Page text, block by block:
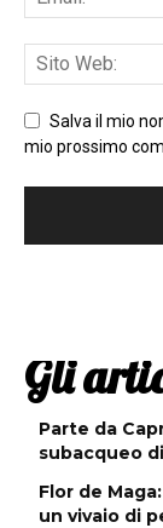
Salva il mio
mio prossimo
Gli
Parte da
subacqueo
Flor de
un vivaio di